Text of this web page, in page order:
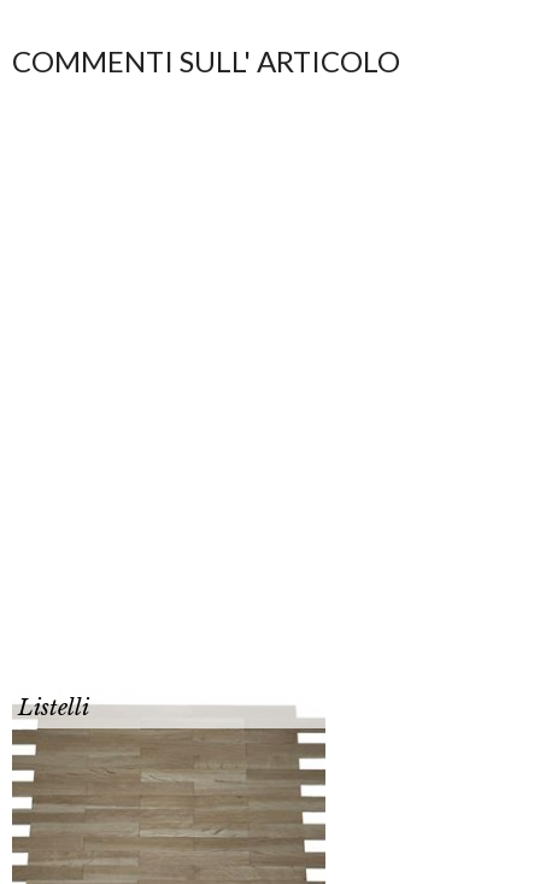
COMMENTI SULL' ARTICOLO
Listelli